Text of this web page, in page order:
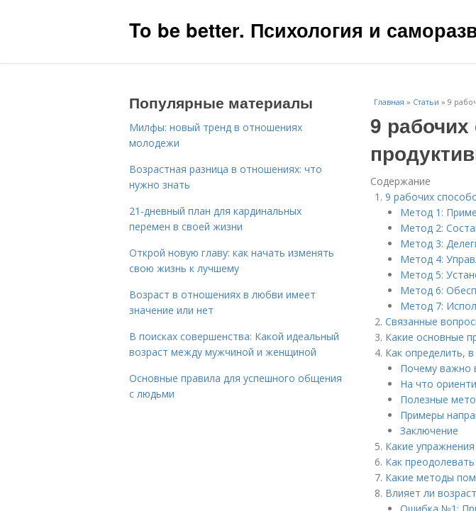
To be better. Психология и
Главная » Статьи » 9
9
Содержание
9 рабочих
Метод 1:
Метод 2:
Метод 3:
Метод 4:
Метод 5:
Метод 6:
Метод 7:
Связанные
Какие основные
Как определить,
Почему важно
На что
Полезные
Примеры
Заключение
Какие
Как
Какие методы
Влияет ли
Популярные материалы
Милфы: новый тренд в отношениях
молодежи
Возрастная разница в отношениях: что
нужно знать
21-дневный план для кардинальных
перемен в своей жизни
Открой новую главу: как начать изменять
свою жизнь к лучшему
Возраст в отношениях в любви имеет
значение или нет
В поисках совершенства: Какой идеальный
возраст между мужчиной и женщиной
Основные правила для успешного общения
с людьми